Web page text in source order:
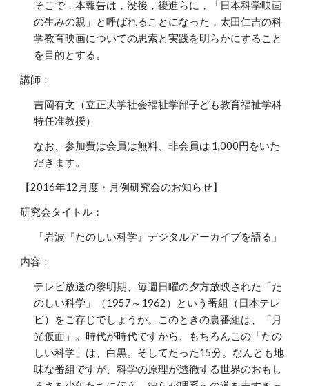
そこで，本報告は，没後，後進らに，「日本科学映画
の生みの親」と呼ばれることになった，太田仁吉の科
学教育映画についての思索と実践を明らかにすること
を目的とする。
講師：
吉岡有文（立正大学社会福祉学部子ども教育福祉学科
特任准教授）
なお、参加費は会員は無料、非会員は 1,000円をいた
だきます。
【2016年12月度・月例研究会のお知らせ】
研究会タイトル：
「岩波『たのしい科学』デジタルアーカイブを語る」
内容：
テレビ放送の黎明期、毎週日曜の夕方放映された「た
のしい科学」（1957～1962）という番組（日本テレ
ビ）をご存じでしょうか。このときの裏番組は、「月
光仮面」。時代が時代ですから、もちろんこの「たの
しい科学」は、白黒。そしてたった15分。なんとも地
味な番組ですが、科学の原理が透徹する世界のおもし